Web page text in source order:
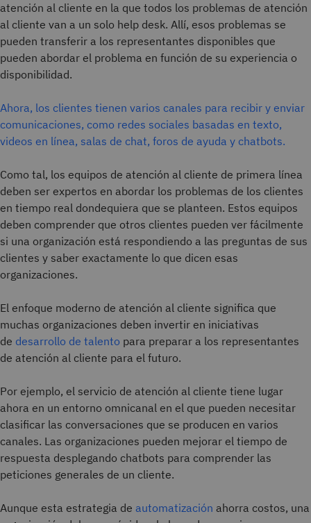
atención al cliente en la que todos los problemas de atención
al cliente van a un solo help desk. Allí, esos problemas se
pueden transferir a los representantes disponibles que
pueden abordar el problema en función de su experiencia o
disponibilidad.
Ahora, los clientes tienen varios canales para recibir y enviar
comunicaciones, como redes sociales basadas en texto,
videos en línea, salas de chat, foros de ayuda y chatbots.
Como tal, los equipos de atención al cliente de primera línea
deben ser expertos en abordar los problemas de los clientes
en tiempo real dondequiera que se planteen. Estos equipos
deben comprender que otros clientes pueden ver fácilmente
si una organización está respondiendo a las preguntas de sus
clientes y saber exactamente lo que dicen esas
organizaciones.
El enfoque moderno de atención al cliente significa que
muchas organizaciones deben invertir en iniciativas
de desarrollo de talento para preparar a los representantes
de atención al cliente para el futuro.
Por ejemplo, el servicio de atención al cliente tiene lugar
ahora en un entorno omnicanal en el que pueden necesitar
clasificar las conversaciones que se producen en varios
canales. Las organizaciones pueden mejorar el tiempo de
respuesta desplegando chatbots para comprender las
peticiones generales de un cliente.
Aunque esta estrategia de automatización ahorra costos, una